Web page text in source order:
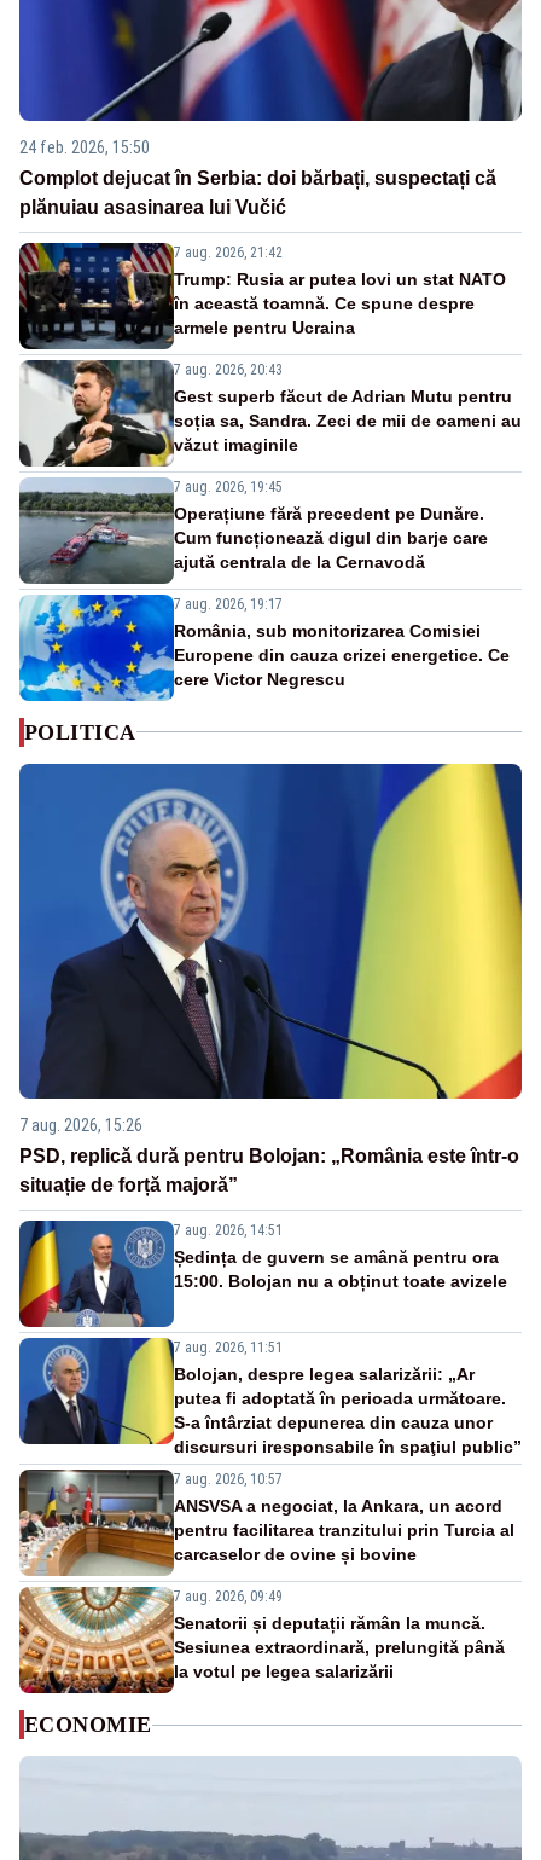
24 feb. 2026, 15:50
Complot dejucat în Serbia: doi bărbați, suspectați că
plănuiau asasinarea lui Vučić
7 aug. 2026, 21:42
Trump: Rusia ar putea lovi un stat NATO
în această toamnă. Ce spune despre
armele pentru Ucraina
7 aug. 2026, 20:43
Gest superb făcut de Adrian Mutu pentru
soția sa, Sandra. Zeci de mii de oameni au
văzut imaginile
7 aug. 2026, 19:45
Operațiune fără precedent pe Dunăre.
Cum funcționează digul din barje care
ajută centrala de la Cernavodă
7 aug. 2026, 19:17
România, sub monitorizarea Comisiei
Europene din cauza crizei energetice. Ce
cere Victor Negrescu
POLITICA
7 aug. 2026, 15:26
PSD, replică dură pentru Bolojan: „România este într-o
situație de forță majoră”
7 aug. 2026, 14:51
Ședința de guvern se amână pentru ora
15:00. Bolojan nu a obținut toate avizele
7 aug. 2026, 11:51
Bolojan, despre legea salarizării: „Ar
putea fi adoptată în perioada următoare.
S-a întârziat depunerea din cauza unor
discursuri iresponsabile în spaţiul public”
7 aug. 2026, 10:57
ANSVSA a negociat, la Ankara, un acord
pentru facilitarea tranzitului prin Turcia al
carcaselor de ovine și bovine
7 aug. 2026, 09:49
Senatorii și deputații rămân la muncă.
Sesiunea extraordinară, prelungită până
la votul pe legea salarizării
ECONOMIE